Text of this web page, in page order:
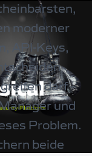
moderner
API-Keys,
darf –
und
Problem.
beide